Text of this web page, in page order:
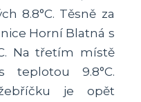
8.8°C. Těsně za
Horní Blatná s
Na třetím místě
teplotou 9.8°C.
je opět